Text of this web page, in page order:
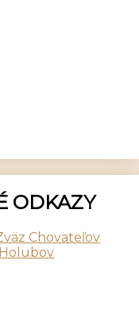
ODKAZY
Chovateľov